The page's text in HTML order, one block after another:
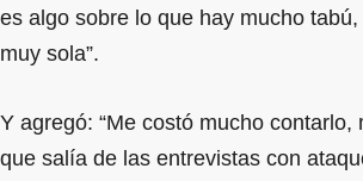
es algo sobre lo que hay mucho
muy sola”.
Y agregó: “Me costó mucho contarlo,
que salía de las entrevistas con